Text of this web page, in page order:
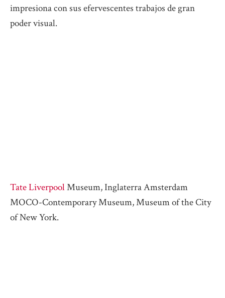
impresiona con sus efervescentes trabajos de gran
poder visual.
Tate LiverpoolMuseum, Inglaterra Amsterdam
MOCO-Contemporary Museum, Museum of the City
of New York.